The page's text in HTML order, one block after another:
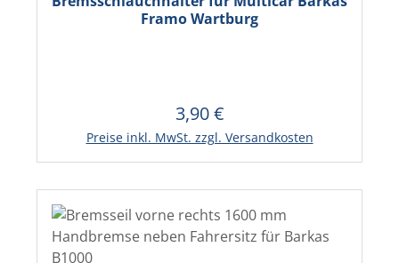
Framo Wartburg
Regulärer Preis:
3,90 €
Preise inkl. MwSt. zzgl. Versandkosten
In den Warenkorb